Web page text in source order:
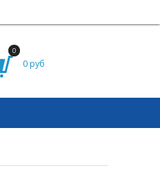
0
0 руб